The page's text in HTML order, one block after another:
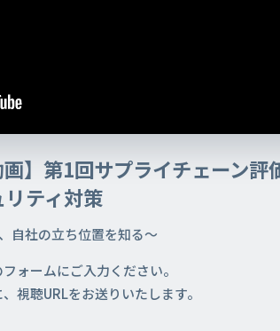
画】第1回サプライチェーン
ティ対策
自社の立ち位置を知る～
ォームにご入力ください。
視聴URLをお送りいたします。